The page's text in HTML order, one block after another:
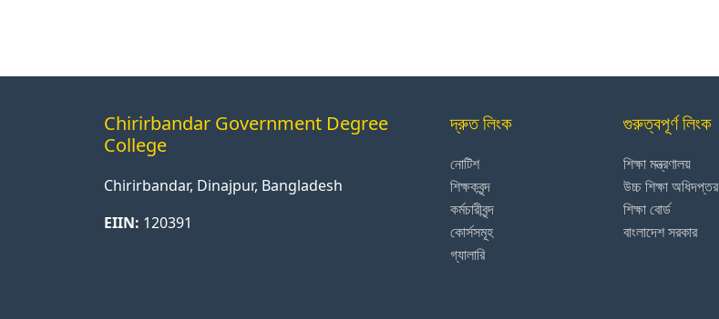
Chirirbandar Government Degree
College
Chirirbandar, Dinajpur, Bangladesh
EIIN: 120391
দ্রুত লিংক
নোটিশ
শিক্ষকবৃন্দ
কর্মচারীবৃন্দ
কোর্সসমূহ
গ্যালারি
গুরুত্বপূর্ণ লিংক
শিক্ষা মন্ত্রণালয়
উচ্চ শিক্ষা অধিদপ্তর
শিক্ষা বোর্ড
বাংলাদেশ সরকার